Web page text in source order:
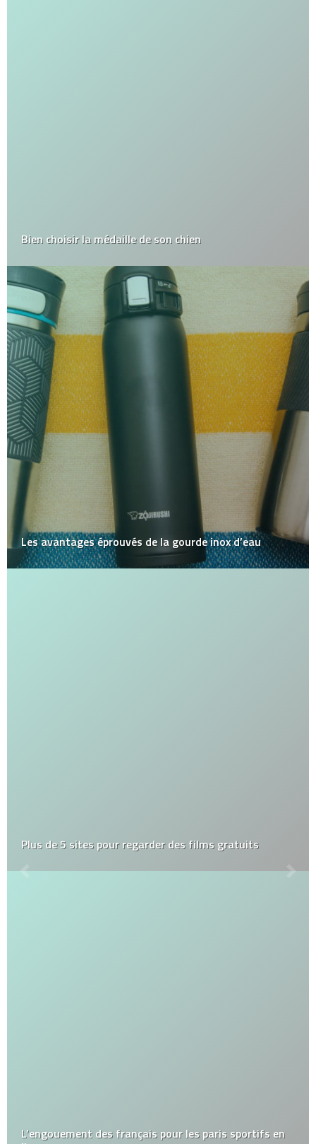
Bien choisir la médaille de son chien
Les avantages éprouvés de la gourde inox d’eau
Plus de 5 sites pour regarder des films gratuits
L’engouement des français pour les paris sportifs en